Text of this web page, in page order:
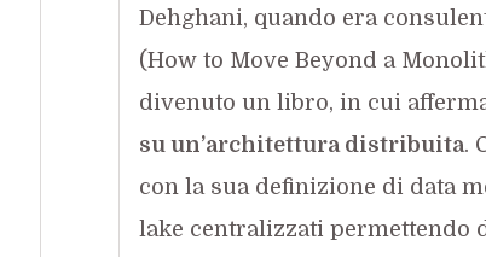
Dehghani, quando era
(How to Move Beyond a
divenuto un libro, in cui
su un’architettura distribuita.
con la sua definizione di data
lake centralizzati permettendo